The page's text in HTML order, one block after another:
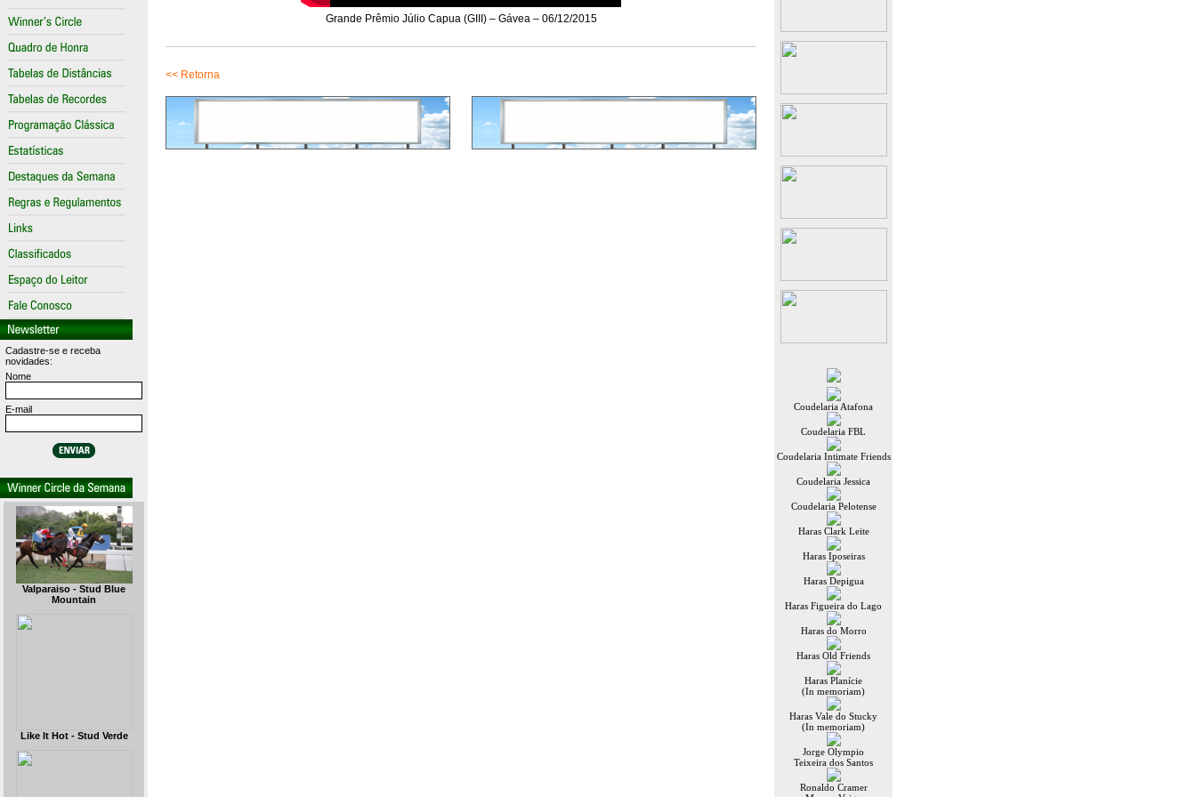
Cadastre-se e receba
novidades:
Nome
E-mail
Valparaiso - Stud Blue
Mountain
Like It Hot - Stud Verde
Grande Prêmio Júlio Capua (GIII) – Gávea – 06/12/2015
<< Retorna
Coudelaria Atafona
Coudelaria FBL
Coudelaria Intimate Friends
Coudelaria Jessica
Coudelaria Pelotense
Haras Clark Leite
Haras Iposeiras
Haras Depigua
Haras Figueira do Lago
Haras do Morro
Haras Old Friends
Haras Planície
(In memoriam)
Haras Vale do Stucky
(In memoriam)
Jorge Olympio
Teixeira dos Santos
Ronaldo Cramer